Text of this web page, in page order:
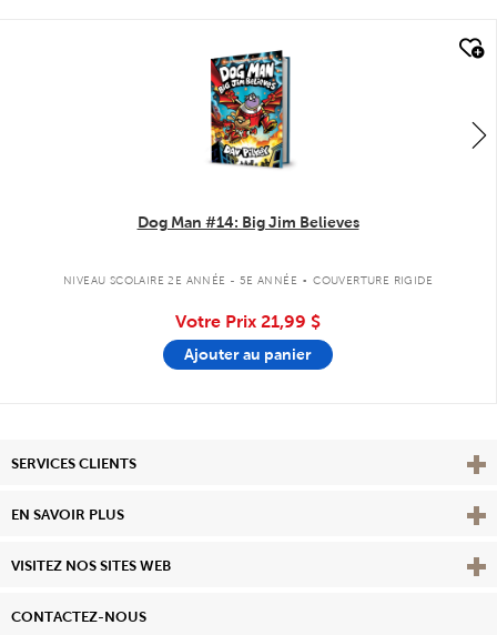
Dog Man #14: Big Jim Believes
NIVEAU SCOLAIRE 2E ANNÉE - 5E ANNÉE . COUVERTURE RIGIDE
Votre Prix 21,99 $
Ajouter au panier
SERVICES CLIENTS
EN SAVOIR PLUS View
VISITEZ NOS SITES WEB
CONTACTEZ-NOUS